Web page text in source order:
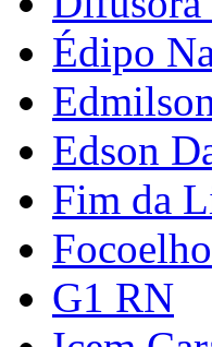
Édipo
Edson
Fim da
Focoelho
G1 RN